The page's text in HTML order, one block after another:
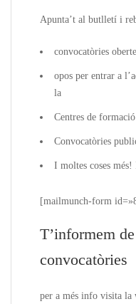
Apunta’t al butlletí i
convocatòries
opos per entrar a
la
Centres de
Convocatòries
I moltes coses
[mailmunch-form
T’informem
convocatòries
per a més info visita la